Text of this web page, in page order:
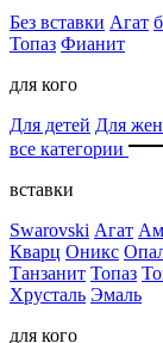
Без вставки Агат
Топаз Фианит
для кого
Для детей Для
все категории
вставки
Swarovski Агат
Кварц Оникс
Танзанит Топаз
Хрусталь Эмаль
для кого